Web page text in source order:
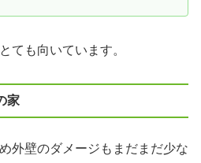
ても向いています。
家
外壁のダメージもまだまだ少な